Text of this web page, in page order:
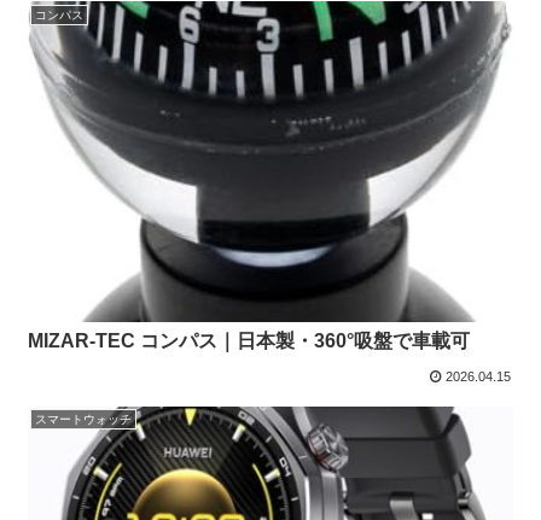
コンパス
MIZAR-TEC コンパス｜日本製・360°吸盤で車載可
2026.04.15
スマートウォッチ